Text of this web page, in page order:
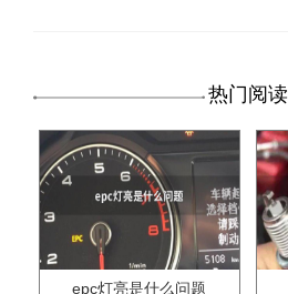
热门阅读
epc灯亮是什么问题